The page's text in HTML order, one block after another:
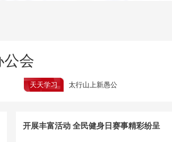
公会
天天学习 太行山上新愚公
开展丰富活动 全民健身日赛事精彩纷呈